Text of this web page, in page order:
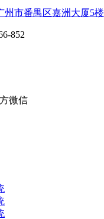
州市番禺区嘉洲大厦5楼
852
微信